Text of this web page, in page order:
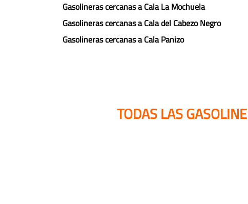
Gasolineras cercanas a Cala La Mochuela
Gasolineras cercanas a Cala del Cabezo Negro
Gasolineras cercanas a Cala Panizo
TODAS LAS